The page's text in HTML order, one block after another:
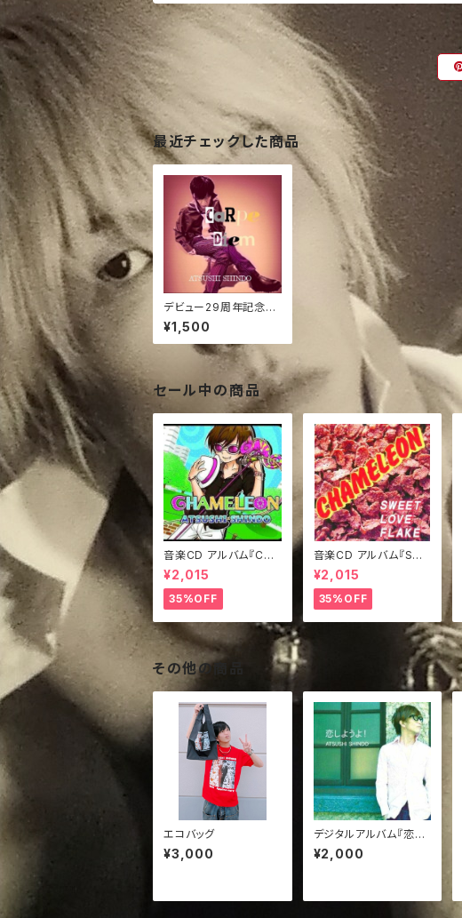
最近チェックした商品
デビュー29周年記念☆
フォトブック
¥1,500
セール中の商品
音楽CD アルバム『CHA
MELEON』
¥2,015
35%OFF
音楽CD アルバム『SWE
ET LOVE FLAKE』
¥2,015
35%OFF
その他の商品
エコバッグ
¥3,000
デジタルアルバム『恋し
ようよ！』
¥2,000